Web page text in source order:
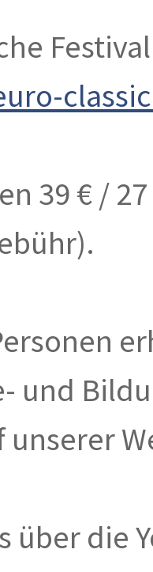
39 € /
und
unserer
über die